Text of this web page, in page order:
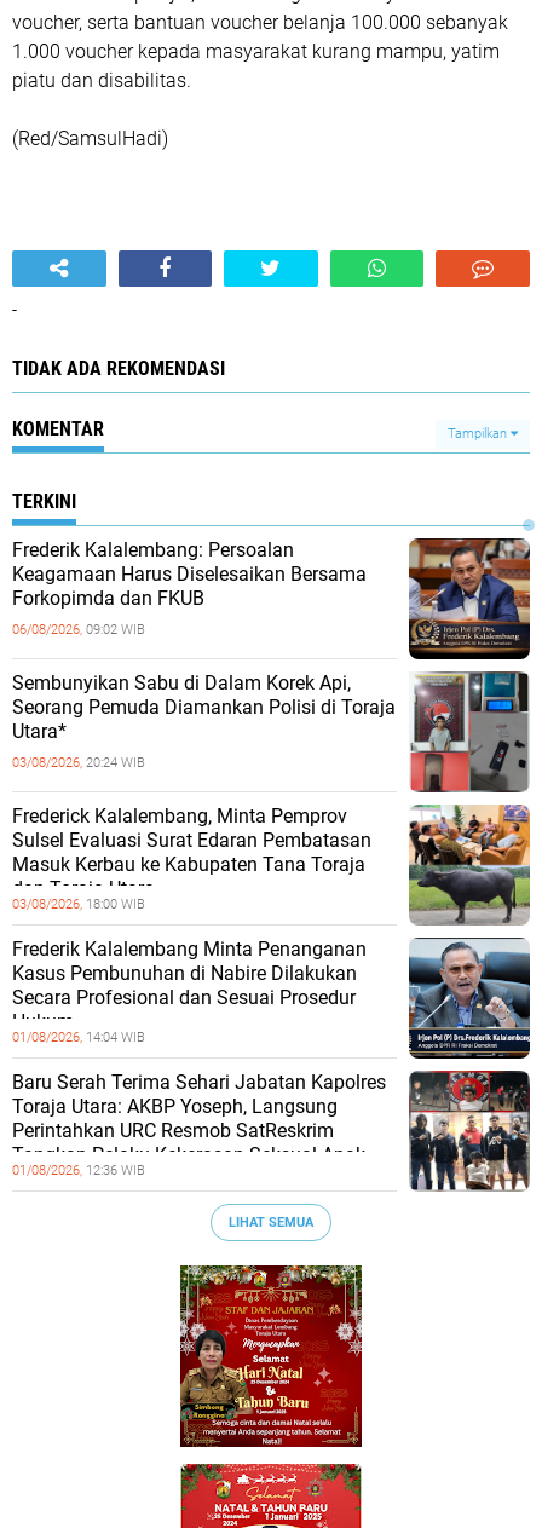
voucher, serta bantuan voucher belanja 100.000 sebanyak
1.000 voucher kepada masyarakat kurang mampu, yatim
piatu dan disabilitas.
(Red/SamsulHadi)
-
TIDAK ADA REKOMENDASI
KOMENTAR Tampilkan
TERKINI
Frederik Kalalembang: Persoalan
Keagamaan Harus Diselesaikan Bersama
Forkopimda dan FKUB
06/08/2026, 09:02 WIB
Sembunyikan Sabu di Dalam Korek Api,
Seorang Pemuda Diamankan Polisi di Toraja
Utara*
03/08/2026, 20:24 WIB
Frederick Kalalembang, Minta Pemprov
Sulsel Evaluasi Surat Edaran Pembatasan
Masuk Kerbau ke Kabupaten Tana Toraja
dan Toraja Utara
03/08/2026, 18:00 WIB
Frederik Kalalembang Minta Penanganan
Kasus Pembunuhan di Nabire Dilakukan
Secara Profesional dan Sesuai Prosedur
Hukum
01/08/2026, 14:04 WIB
Baru Serah Terima Sehari Jabatan Kapolres
Toraja Utara: AKBP Yoseph, Langsung
Perintahkan URC Resmob SatReskrim
Tangkap Pelaku Kekerasan Seksual Anak
01/08/2026, 12:36 WIB
LIHAT SEMUA